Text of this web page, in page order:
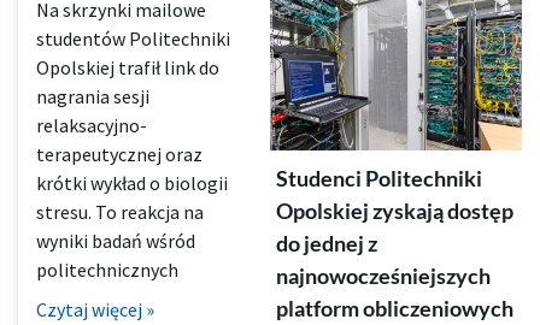
Na skrzynki mailowe
studentów Politechniki
Opolskiej trafił link do
nagrania sesji
relaksacyjno-
terapeutycznej oraz
krótki wykład o biologii
stresu. To reakcja na
wyniki badań wśród
politechnicznych
Czytaj więcej »
Studenci Politechniki
Opolskiej zyskają dostęp
do jednej z
najnowocześniejszych
platform obliczeniowych